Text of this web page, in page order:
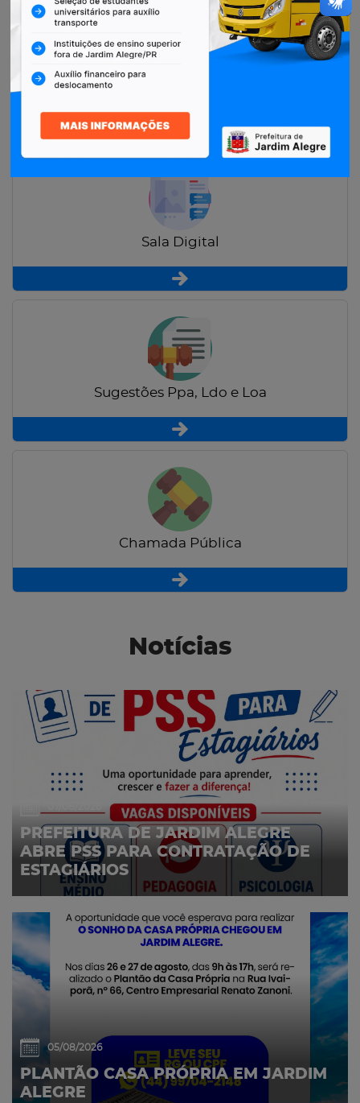
Restituição de Contribuintes
Sala Digital
Sugestões Ppa, Ldo e Loa
Chamada Pública
Notícias
PREFEITURA DE JARDIM ALEGRE
ABRE PSS PARA CONTRATAÇÃO DE
ESTAGIÁRIOS
05/08/2026
PLANTÃO CASA PRÓPRIA EM JARDIM
ALEGRE